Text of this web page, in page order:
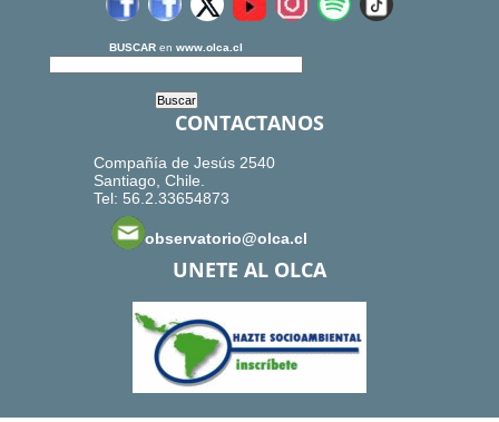
BUSCAR en www.olca.cl
CONTACTANOS
Compañía de Jesús 2540
Santiago, Chile.
Tel: 56.2.33654873
observatorio@olca.cl
UNETE AL OLCA